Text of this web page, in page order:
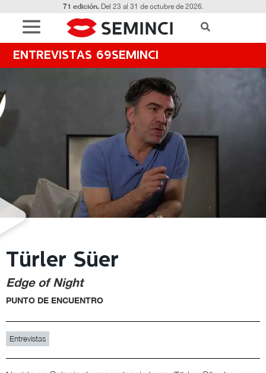
71 edición.Del 23 al 31 de octubre de 2026.
ENTREVISTAS 69SEMINCI
Türler Süer
Edge of Night
PUNTO DE ENCUENTRO
Entrevistas